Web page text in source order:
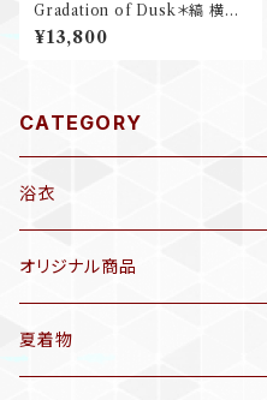
Gradation of Dusk＊縞 横縞
グラデーション 深紫 紫 グレー
灰 シルバー 洒落袋帯 B554
¥13,800
CATEGORY
浴衣
オリジナル商品
袷着物(10〜5月頃)
夏着物